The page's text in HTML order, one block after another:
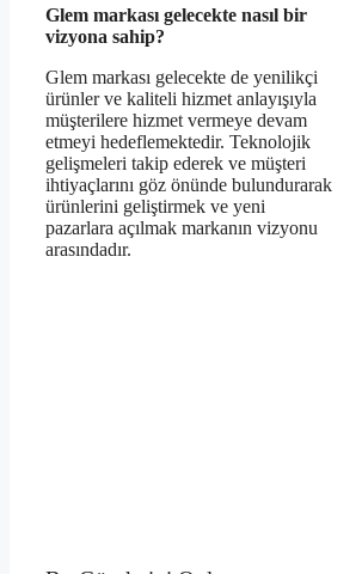
Glem markası gelecekte nasıl bir
vizyona sahip?
Glem markası gelecekte de yenilikçi
ürünler ve kaliteli hizmet anlayışıyla
müşterilere hizmet vermeye devam
etmeyi hedeflemektedir. Teknolojik
gelişmeleri takip ederek ve müşteri
ihtiyaçlarını göz önünde bulundurarak
ürünlerini geliştirmek ve yeni
pazarlara açılmak markanın vizyonu
arasındadır.